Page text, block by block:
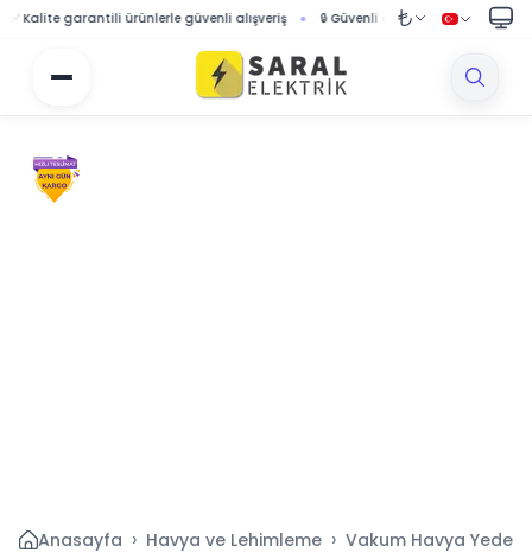
garantili ürünlerle güvenli alışveriş 🔒 Güvenli ödeme sistemi ile korumalı
Anasayfa › Havya ve Lehimleme › Vakum Havya Yedek